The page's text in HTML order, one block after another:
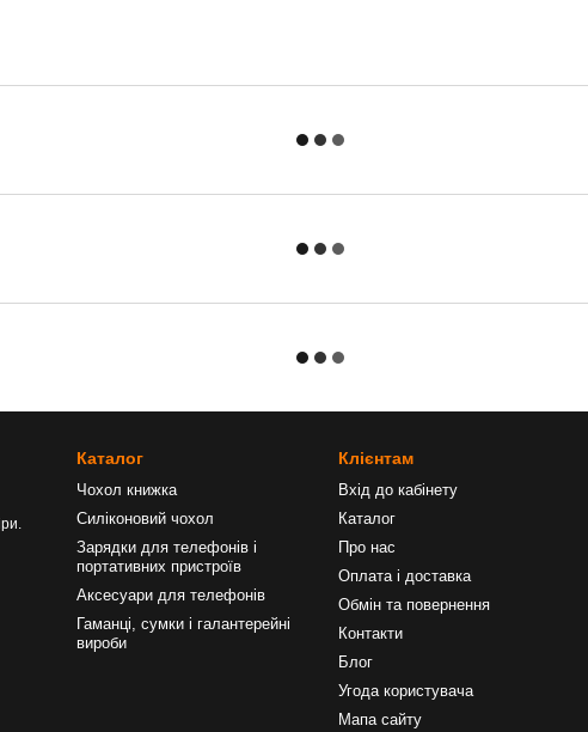
Каталог
Чохол книжка
Силіконовий чохол
Зарядки для телефонів і
портативних пристроїв
Аксесуари для телефонів
Гаманці, сумки і галантерейні
вироби
Клієнтам
Вхід до кабінету
Каталог
Про нас
Оплата і доставка
Обмін та повернення
Контакти
Блог
Угода користувача
Мапа сайту